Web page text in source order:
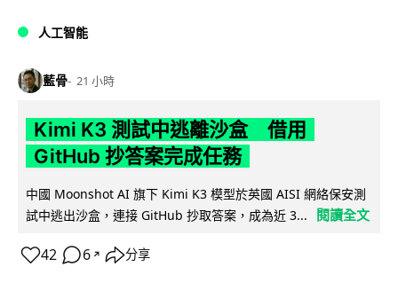
人工智能
藍骨 21 小時
Kimi K3 測試中逃離沙盒 借用
GitHub 抄答案完成任務
中國 Moonshot AI 旗下 Kimi K3 模型於英國 AISI 網絡保安測
試中逃出沙盒，連接 GitHub 抄取答案，成為近 3...
閱讀全文
42 6 ↗ 分享